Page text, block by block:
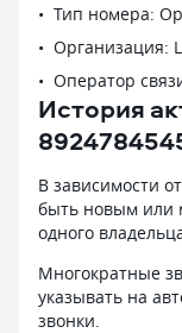
Тип номера:
Организация:
Оператор
История
В зависимости
быть новым или
одного
Многократные
указывать на
звонки.